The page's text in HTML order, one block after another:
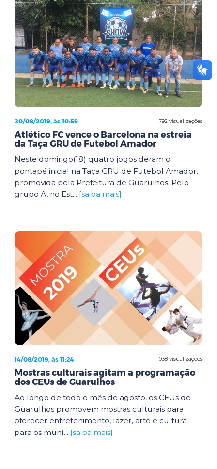
792 visualizações
20/08/2019, às 10:59
Atlético FC vence o Barcelona na estreia
da Taça GRU de Futebol Amador
Neste domingo(18) quatro jogos deram o
pontapé inicial na Taça GRU de Futebol Amador,
promovida pela Prefeitura de Guarulhos. Pelo
grupo A, no Est... [saiba mais]
1038 visualizações
14/08/2019, às 11:24
Mostras culturais agitam a programação
dos CEUs de Guarulhos
Ao longo de todo o mês de agosto, os CEUs de
Guarulhos promovem mostras culturais para
oferecer entretenimento, lazer, arte e cultura
para os muní... [saiba mais]